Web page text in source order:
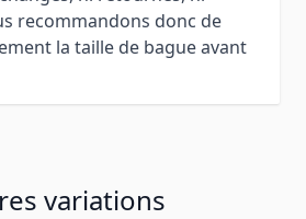
recommandons donc de
la taille de bague avant
variations